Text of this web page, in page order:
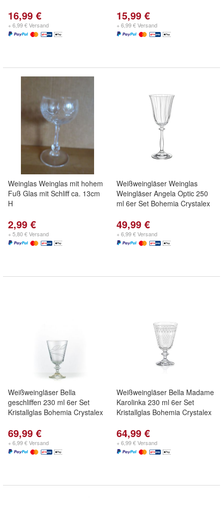
16,99 €
+ 6,99 € Versand
15,99 €
+ 6,99 € Versand
Weinglas Weinglas mit hohem
Fuß Glas mit Schliff ca. 13cm
H
2,99 €
+ 5,80 € Versand
Weißweingläser Weinglas
Weingläser Angela Optic 250
ml 6er Set Bohemia Crystalex
49,99 €
+ 6,99 € Versand
Weißweingläser Bella
geschliffen 230 ml 6er Set
Kristallglas Bohemia Crystalex
69,99 €
+ 6,99 € Versand
Weißweingläser Bella Madame
Karolinka 230 ml 6er Set
Kristallglas Bohemia Crystalex
64,99 €
+ 6,99 € Versand